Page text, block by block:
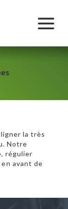
la très
Notre
régulier
avant de